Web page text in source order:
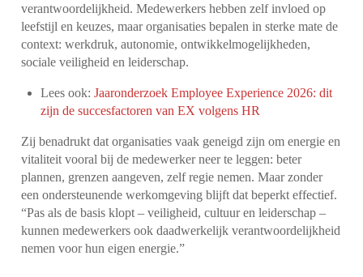
verantwoordelijkheid. Medewerkers hebben zelf invloed op
leefstijl en keuzes, maar organisaties bepalen in sterke mate de
context: werkdruk, autonomie, ontwikkelmogelijkheden,
sociale veiligheid en leiderschap.
Lees ook:Jaaronderzoek Employee Experience 2026: dit
zijn de succesfactoren van EX volgens HR
Zij benadrukt dat organisaties vaak geneigd zijn om energie en
vitaliteit vooral bij de medewerker neer te leggen: beter
plannen, grenzen aangeven, zelf regie nemen. Maar zonder
een ondersteunende werkomgeving blijft dat beperkt effectief.
“Pas als de basis klopt – veiligheid, cultuur en leiderschap –
kunnen medewerkers ook daadwerkelijk verantwoordelijkheid
nemen voor hun eigen energie.”